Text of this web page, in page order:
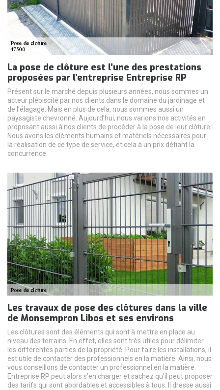
La pose de clôture est l’une des prestations
proposées par l’entreprise Entreprise RP
Présent sur le marché depuis plusieurs années, nous sommes un
acteur plébiscité par nos clients dans le domaine du jardinage et
de l’élagage. Mais en plus de cela, nous sommes aussi un
paysagiste chevronné. Aujourd’hui, nous varions nos activités en
proposant aussi à nos clients de procéder à la pose de leur clôture.
Nous avons les éléments humains et matériels nécessaires pour
la réalisation de ce type de service, et cela à un prix défiant la
concurrence.
Les travaux de pose des clôtures dans la ville
de Monsempron Libos et ses environs
Les clôtures sont des éléments qui sont à mettre en place au
niveau des terrains. En effet, elles sont très utiles pour délimiter
les différentes parties de la propriété. Pour faire les installations, il
est utile de contacter des professionnels en la matière. Ainsi, nous
vous conseillons de contacter un professionnel en la matière.
Entreprise RP peut alors s'en charger et sachez qu'il peut proposer
des tarifs qui sont abordables et accessibles à tous. Il dresse aussi